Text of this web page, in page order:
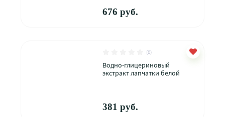
676 руб.
(0)
Водно-глицериновый
экстракт лапчатки белой
381 руб.